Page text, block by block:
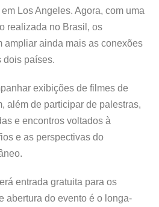
Los Angeles. Agora, com uma
realizada no Brasil, os
ampliar ainda mais as conexões
dois países.
exibições de filmes de
além de participar de palestras,
e encontros voltados à
e as perspectivas do
entrada gratuita para os
abertura do evento é o longa-